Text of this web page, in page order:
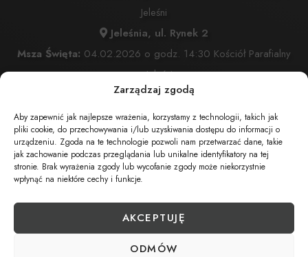
Zarządzaj zgodą
Aby zapewnić jak najlepsze wrażenia, korzystamy z technologii, takich jak
pliki cookie, do przechowywania i/lub uzyskiwania dostępu do informacji o
urządzeniu. Zgoda na te technologie pozwoli nam przetwarzać dane, takie
jak zachowanie podczas przeglądania lub unikalne identyfikatory na tej
stronie. Brak wyrażenia zgody lub wycofanie zgody może niekorzystnie
wpłynąć na niektóre cechy i funkcje.
AKCEPTUJĘ
ODMÓW
Jeleśni
Jeleśnia, ul. Rynek 2
Msza Święta: 04.02.2026 o godz. 14:30 Kościół Parafialny
w Jeleśni
Jeleśnia, ul. Rynek 2
Wyprowadzenie do grobu o godz.15:30
Cmentarz:Cmentarz Parafialny w Jeleśni
Jeleśnia
UDOSTĘPNIJ NEKROLOG